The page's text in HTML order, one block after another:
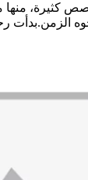
كثيرة، منها